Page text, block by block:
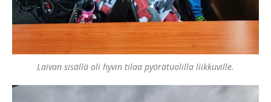
Laivan sisällä oli hyvin tilaa pyörätuolilla liikkuville.